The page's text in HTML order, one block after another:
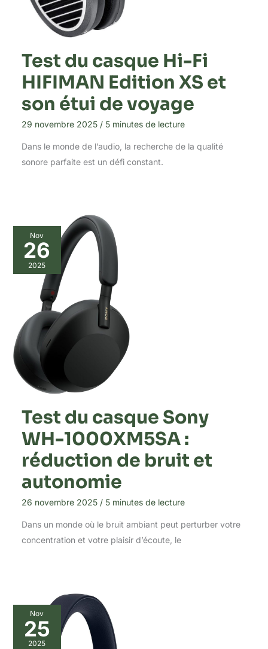
Test du casque Hi-Fi
HIFIMAN Edition XS et
son étui de voyage
29 novembre 2025 / 5 minutes de lecture
Dans le monde de l’audio, la recherche de la qualité
sonore parfaite est un défi constant.
Nov
26
2025
Test du casque Sony
WH-1000XM5SA :
réduction de bruit et
autonomie
26 novembre 2025 / 5 minutes de lecture
Dans un monde où le bruit ambiant peut perturber votre
concentration et votre plaisir d’écoute, le
Nov
25
2025